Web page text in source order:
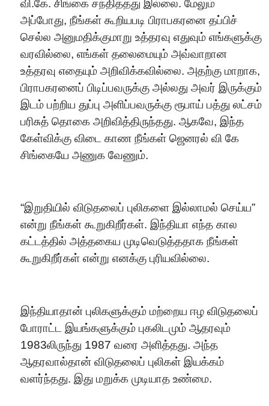
வி.கே. சிங்கை சந்தித்தது இல்லை. மேலும்
அப்போது, நீங்கள் கூறியபடி பிராபகரனை தப்பிச்
செல்ல அனுமதிக்குமாறு உத்தரவு எதுவும் எங்களுக்கு
வரவில்லை, எங்கள் தலைமையும் அவ்வாறான
உத்தரவு எதையும் அறிவிக்கவில்லை. அதற்கு மாறாக,
பிராபகரனைப் பிடிப்பவருக்கு அல்லது அவர் இருக்கும்
இடம் பற்றிய துப்பு அளிப்பவருக்கு ரூபாய் பத்து லட்சம்
பரிசுத் தொகை அறிவித்திருந்தது. ஆகவே, இந்த
கேள்விக்கு விடை காண நீங்கள் ஜெனரல் வி கே
சிங்கையே அணுக வேணும்.
“இறுதியில் விடுதலைப் புலிகளை இல்லாமல் செய்ய”
என்று நீங்கள் கூறுகிறீர்கள். இந்தியா எந்த கால
கட்டத்தில் அத்தகைய முடிவெடுத்ததாக நீங்கள்
கூறுகிறீர்கள் என்று எனக்கு புரியவில்லை.
இந்தியாதான் புலிகளுக்கும் மற்றைய ஈழ விடுதலைப்
போராட்ட இயங்களுக்கும் புகலிடமும் ஆதரவும்
1983லிருந்து 1987 வரை அளித்தது. அந்த
ஆதரவால்தான் விடுதலைப் புலிகள் இயக்கம்
வளர்ந்தது. இது மறுக்க முடியாத உண்மை.